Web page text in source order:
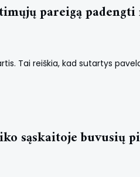
pareigą
Tai reiškia, kad sutartys
sąskaitoje buvusių